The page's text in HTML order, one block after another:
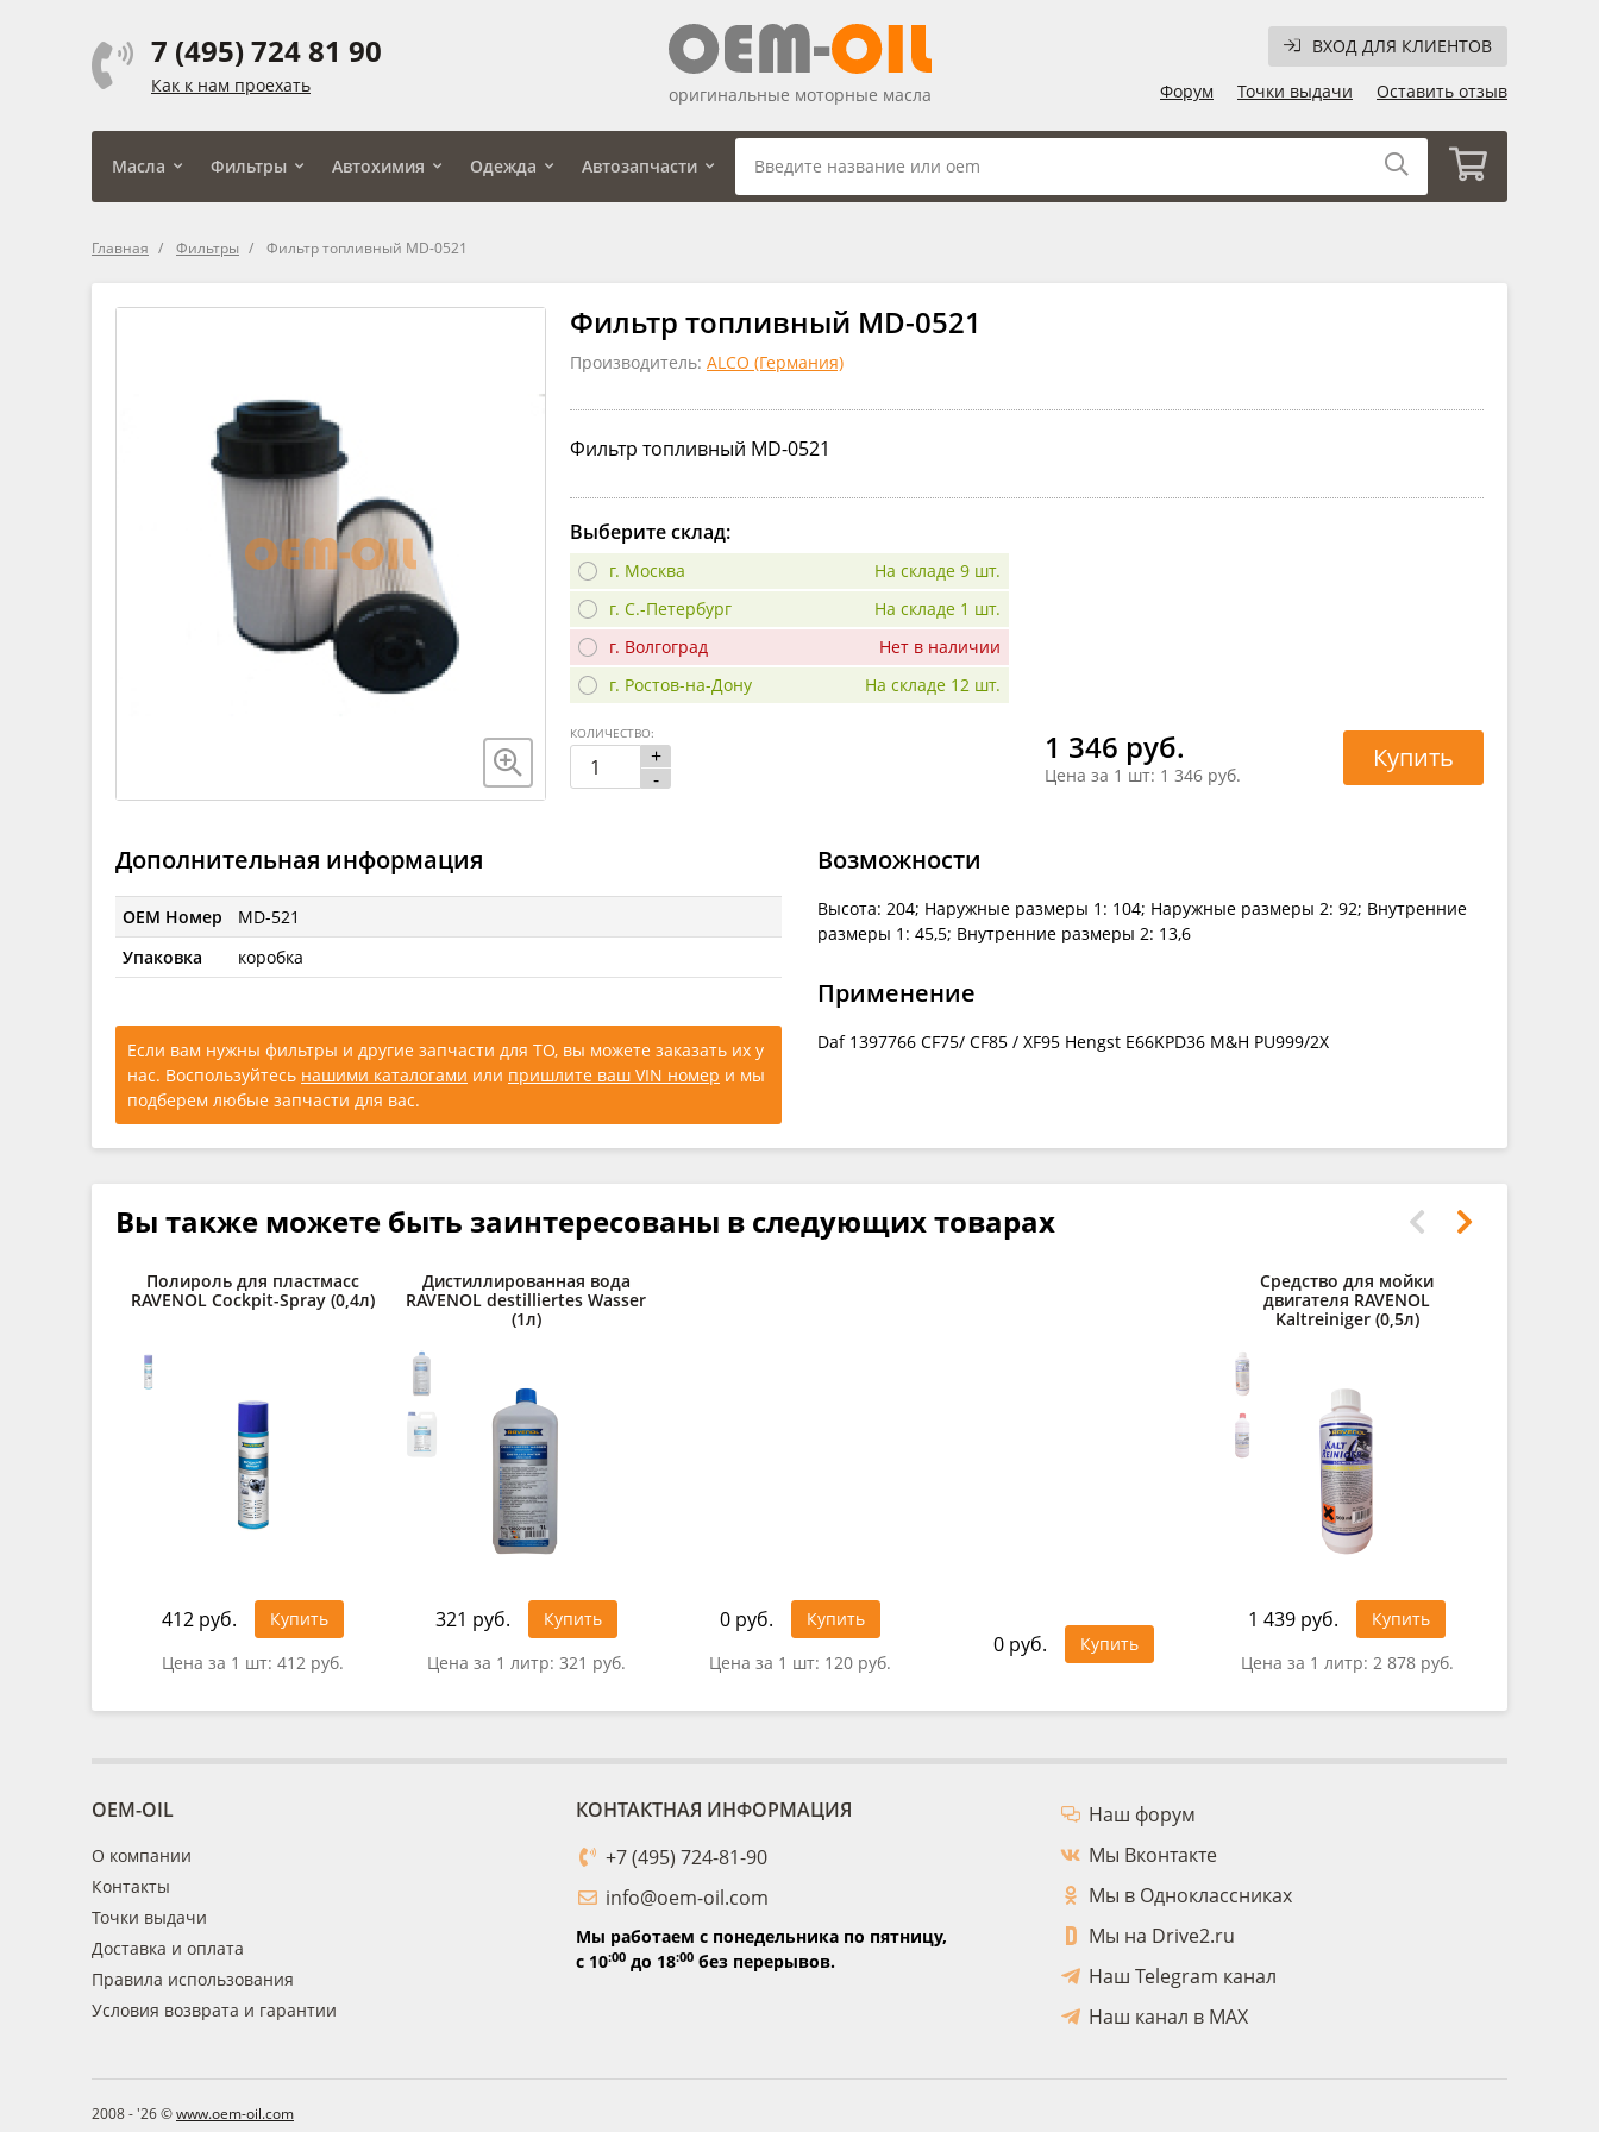
7 (495) 724 81 90
Как к нам проехать
ВХОД ДЛЯ КЛИЕНТОВ
Форум
Точки выдачи Оставить отзыв
оригинальные моторные масла
Масла Фильтры Автохимия Одежда Автозапчасти
Главная Фильтры Фильтр топливный MD-0521
Фильтр топливный MD-0521
Производитель: ALCO (Германия)
Фильтр топливный MD-0521
Выберите склад:
г. Москва
На складе 9 шт.
г. С.-Петербург
На складе 1 шт.
г. Волгоград
Нет в наличии
г. Ростов-на-Дону
На складе 12 шт.
1 346 руб.
Цена за 1 шт: 1 346 руб.
+
-
КОЛИЧЕСТВО:
Купить
Дополнительная информация
OEM Номер
MD-521
Упаковка
коробка
Если вам нужны фильтры и другие запчасти для ТО, вы можете заказать их у
нас. Воспользуйтесь нашими каталогами или пришлите ваш VIN номер и мы
подберем любые запчасти для вас.
Возможности
Высота: 204; Наружные размеры 1: 104; Наружные размеры 2: 92; Внутренние
размеры 1: 45,5; Внутренние размеры 2: 13,6
Применение
Daf 1397766 CF75/ CF85 / XF95 Hengst E66KPD36 M&H PU999/2X
Вы также можете быть заинтересованы в следующих товарах
Полироль для пластмасс
RAVENOL Cockpit-Spray (0,4л)
412 руб.
Купить
Цена за 1 шт: 412 руб.
Дистиллированная вода
RAVENOL destilliertes Wasser
(1л)
321 руб.
Купить
Цена за 1 литр: 321 руб.
0 руб.
Купить
Цена за 1 шт: 120 руб.
0 руб. Купить
Средство для мойки
двигателя RAVENOL
Kaltreiniger (0,5л)
1 439 руб.
Купить
Цена за 1 литр: 2 878 руб.
OEM-OIL
О компании
Контакты
Точки выдачи
Доставка и оплата
Правила использования
Условия возврата и гарантии
КОНТАКТНАЯ ИНФОРМАЦИЯ
+7 (495) 724-81-90
info@oem-oil.com
Мы работаем с понедельника по пятницу,
с 10:00до 18:00без перерывов.
Наш форум
Мы Вконтакте
Мы в Одноклассниках
Мы на Drive2.ru
Наш Telegram канал
Наш канал в MAX
2008 - '26 ©www.oem-oil.com